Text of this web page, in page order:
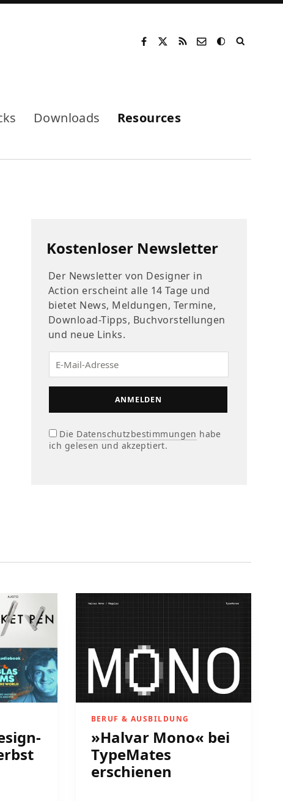
Downloads Resources
Kostenloser Newsletter
Der Newsletter von Designer in
Action erscheint alle 14 Tage und
bietet News, Meldungen, Termine,
Download-Tipps, Buchvorstellungen
und neue Links.
Die Datenschutzbestimmungen habe
ich gelesen und akzeptiert.
BERUF & AUSBILDUNG
»Halvar Mono« bei
TypeMates
erschienen